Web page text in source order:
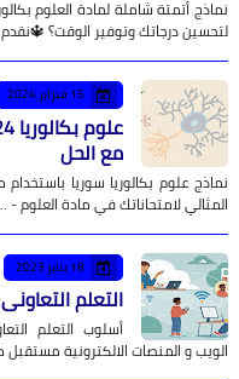
لتحسين درجاتك وتوفير الوقت؟
15 فبراير 2024
مع الحل
المثالي لامتحاناتك في مادة العلوم -
18 يناير 2023
التعلم
أسلوب التعلم
الويب و المنصات الالكترونية